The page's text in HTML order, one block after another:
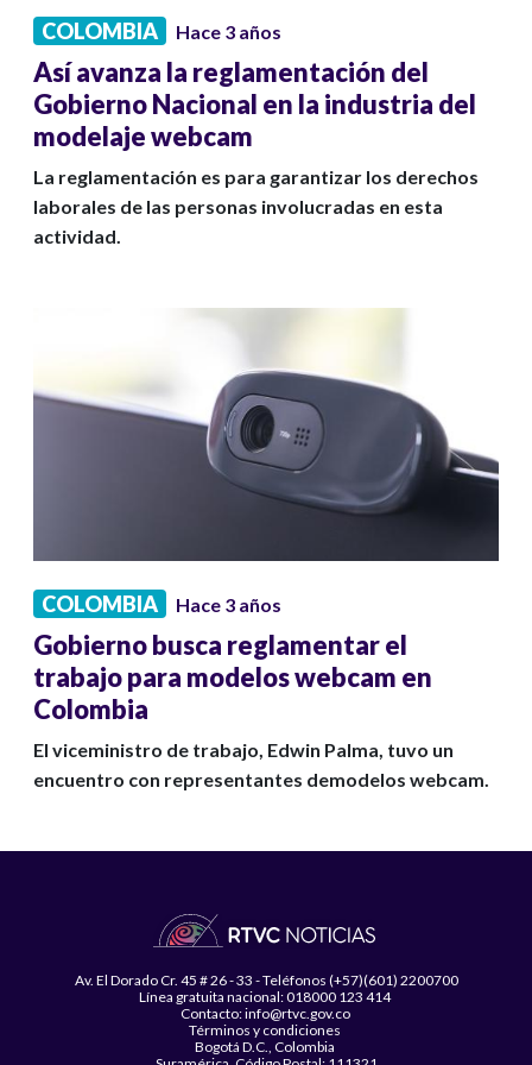
COLOMBIA Hace 3 años
Así avanza la reglamentación del
Gobierno Nacional en la industria del
modelaje webcam
La reglamentación es para garantizar los derechos
laborales de las personas involucradas en esta
actividad.
COLOMBIA Hace 3 años
Gobierno busca reglamentar el
trabajo para modelos webcam en
Colombia
El viceministro de trabajo, Edwin Palma, tuvo un
encuentro con representantes demodelos webcam.
Av. El Dorado Cr. 45 # 26 - 33 - Teléfonos (+57)(601) 2200700
Línea gratuita nacional: 018000 123 414
Contacto: info@rtvc.gov.co
Términos y condiciones
Bogotá D.C., Colombia